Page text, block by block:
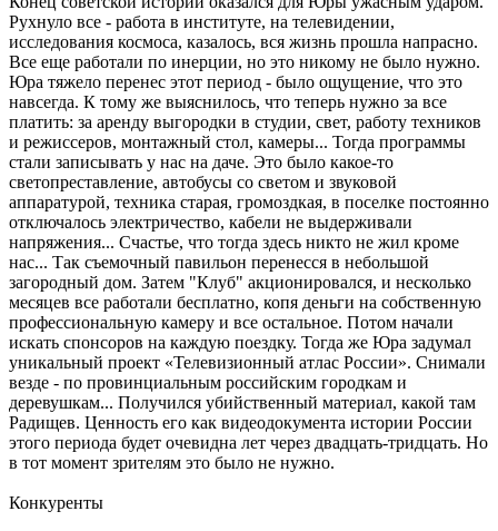
Рухнуло все - работа в институте, на телевидении,
исследования космоса, казалось, вся жизнь прошла напрасно.
Все еще работали по инерции, но это никому не было нужно.
Юра тяжело перенес этот период - было ощущение, что это
навсегда. К тому же выяснилось, что теперь нужно за все
платить: за аренду выгородки в студии, свет, работу техников
и режиссеров, монтажный стол, камеры... Тогда программы
стали записывать у нас на даче. Это было какое-то
светопреставление, автобусы со светом и звуковой
аппаратурой, техника старая, громоздкая, в поселке постоянно
отключалось электричество, кабели не выдерживали
напряжения... Счастье, что тогда здесь никто не жил кроме
нас... Так съемочный павильон перенесся в небольшой
загородный дом. Затем "Клуб" акционировался, и несколько
месяцев все работали бесплатно, копя деньги на собственную
профессиональную камеру и все остальное. Потом начали
искать спонсоров на каждую поездку. Тогда же Юра задумал
уникальный проект «Телевизионный атлас России». Снимали
везде - по провинциальным российским городкам и
деревушкам... Получился убийственный материал, какой там
Радищев. Ценность его как видеодокумента истории России
этого периода будет очевидна лет через двадцать-тридцать. Но
в тот момент зрителям это было не нужно.
Конкуренты